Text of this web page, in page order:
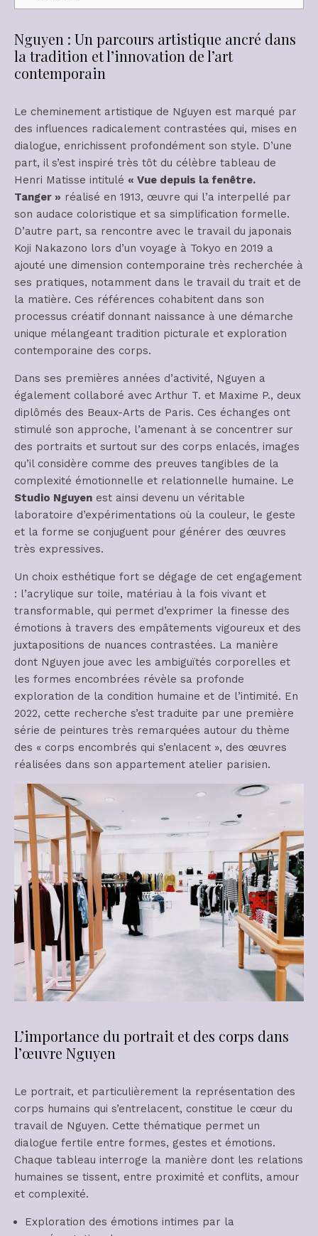
Nguyen : Un parcours artistique ancré dans
la tradition et l’innovation de l’art
contemporain
Le cheminement artistique de Nguyen est marqué par
des influences radicalement contrastées qui, mises en
dialogue, enrichissent profondément son style. D’une
part, il s’est inspiré très tôt du célèbre tableau de
Henri Matisse intitulé « Vue depuis la fenêtre.
Tanger » réalisé en 1913, œuvre qui l’a interpellé par
son audace coloristique et sa simplification formelle.
D’autre part, sa rencontre avec le travail du japonais
Koji Nakazono lors d’un voyage à Tokyo en 2019 a
ajouté une dimension contemporaine très recherchée à
ses pratiques, notamment dans le travail du trait et de
la matière. Ces références cohabitent dans son
processus créatif donnant naissance à une démarche
unique mélangeant tradition picturale et exploration
contemporaine des corps.
Dans ses premières années d’activité, Nguyen a
également collaboré avec Arthur T. et Maxime P., deux
diplômés des Beaux-Arts de Paris. Ces échanges ont
stimulé son approche, l’amenant à se concentrer sur
des portraits et surtout sur des corps enlacés, images
qu’il considère comme des preuves tangibles de la
complexité émotionnelle et relationnelle humaine. Le
Studio Nguyen est ainsi devenu un véritable
laboratoire d’expérimentations où la couleur, le geste
et la forme se conjuguent pour générer des œuvres
très expressives.
Un choix esthétique fort se dégage de cet engagement
: l’acrylique sur toile, matériau à la fois vivant et
transformable, qui permet d’exprimer la finesse des
émotions à travers des empâtements vigoureux et des
juxtapositions de nuances contrastées. La manière
dont Nguyen joue avec les ambiguïtés corporelles et
les formes encombrées révèle sa profonde
exploration de la condition humaine et de l’intimité. En
2022, cette recherche s’est traduite par une première
série de peintures très remarquées autour du thème
des « corps encombrés qui s’enlacent », des œuvres
réalisées dans son appartement atelier parisien.
L’importance du portrait et des corps dans
l’œuvre Nguyen
Le portrait, et particulièrement la représentation des
corps humains qui s’entrelacent, constitue le cœur du
travail de Nguyen. Cette thématique permet un
dialogue fertile entre formes, gestes et émotions.
Chaque tableau interroge la manière dont les relations
humaines se tissent, entre proximité et conflits, amour
et complexité.
Exploration des émotions intimes par la